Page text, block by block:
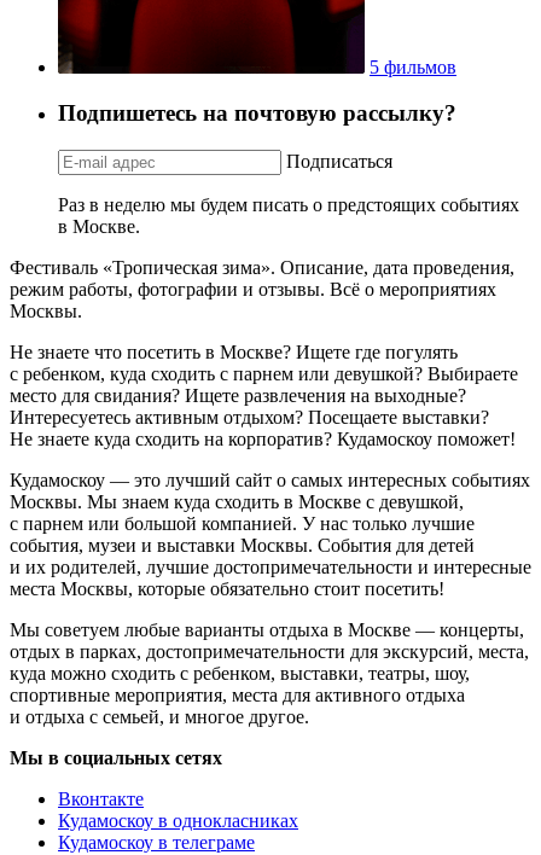
5 фильмов
Подпишетесь на почтовую рассылку?
Подписаться
Раз в неделю мы будем писать о предстоящих событиях
в Москве.
Фестиваль «Тропическая зима». Описание, дата проведения,
режим работы, фотографии и отзывы. Всё о мероприятиях
Москвы.
Не знаете что посетить в Москве? Ищете где погулять
с ребенком, куда сходить с парнем или девушкой? Выбираете
место для свидания? Ищете развлечения на выходные?
Интересуетесь активным отдыхом? Посещаете выставки?
Не знаете куда сходить на корпоратив? Кудамоскоу поможет!
Кудамоскоу — это лучший сайт о самых интересных событиях
Москвы. Мы знаем куда сходить в Москве с девушкой,
с парнем или большой компанией. У нас только лучшие
события, музеи и выставки Москвы. События для детей
и их родителей, лучшие достопримечательности и интересные
места Москвы, которые обязательно стоит посетить!
Мы советуем любые варианты отдыха в Москве — концерты,
отдых в парках, достопримечательности для экскурсий, места,
куда можно сходить с ребенком, выставки, театры, шоу,
спортивные мероприятия, места для активного отдыха
и отдыха с семьей, и многое другое.
Мы в социальных сетях
Вконтакте
Кудамоскоу в однокласниках
Кудамоскоу в телеграме